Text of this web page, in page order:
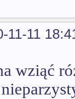
11-11
wziąć